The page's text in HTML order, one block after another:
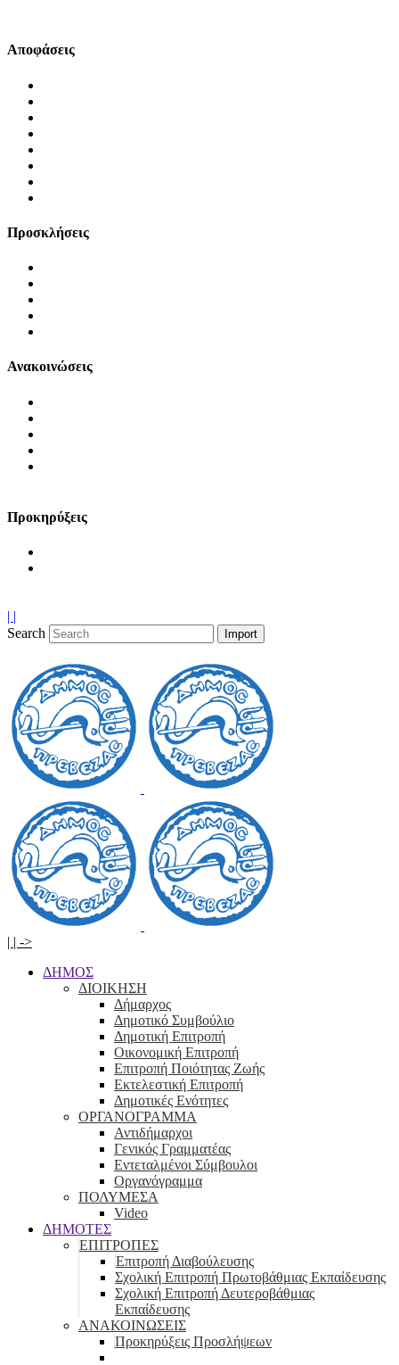
Αποφάσεις
Προσκλήσεις
Ανακοινώσεις
Προκηρύξεις
| |
Search
| | ->
ΔΗΜΟΣ
ΔΙΟΙΚΗΣΗ
Δήμαρχος
Δημοτικό Συμβούλιο
Δημοτική Επιτροπή
Οικονομική Επιτροπή
Επιτροπή Ποιότητας Ζωής
Εκτελεστική Επιτροπή
Δημοτικές Ενότητες
ΟΡΓΑΝΟΓΡΑΜΜΑ
Αντιδήμαρχοι
Γενικός Γραμματέας
Εντεταλμένοι Σύμβουλοι
Οργανόγραμμα
ΠΟΛΥΜΕΣΑ
Video
ΔΗΜΟΤΕΣ
ΕΠΙΤΡΟΠΕΣ
Επιτροπή Διαβούλευσης
Σχολική Επιτροπή Πρωτοβάθμιας Εκπαίδευσης
Σχολική Επιτροπή Δευτεροβάθμιας
Εκπαίδευσης
ΑΝΑΚΟΙΝΩΣΕΙΣ
Προκηρύξεις Προσλήψεων